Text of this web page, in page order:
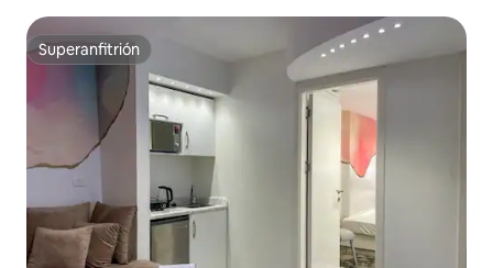
Superanfitrión
Superanfitrión